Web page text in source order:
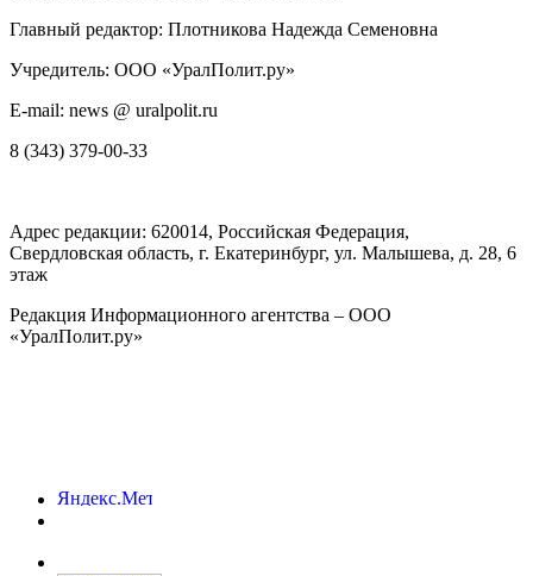
Главный редактор: Плотникова Надежда Семеновна
Учредитель: ООО «УралПолит.ру»
E-mail: news @ uralpolit.ru
8 (343) 379-00-33
Адрес редакции: 620014, Российская Федерация,
Свердловская область, г. Екатеринбург, ул. Малышева, д. 28, 6
этаж
Редакция Информационного агентства – ООО
«УралПолит.ру»